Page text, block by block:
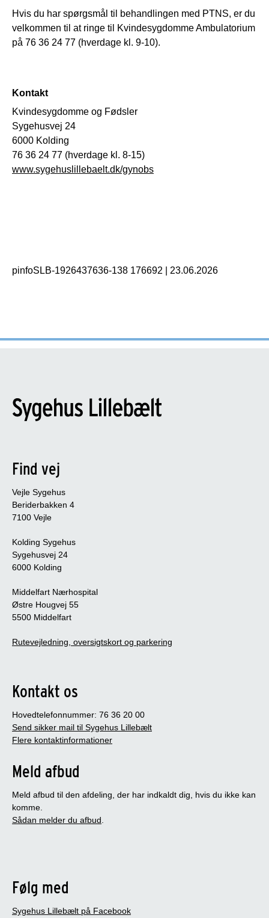
Hvis du har spørgsmål til behandlingen med PTNS, er du
velkommen til at ringe til Kvindesygdomme Ambulatorium
på 76 36 24 77 (hverdage kl. 9-10).
Kontakt
Kvindesygdomme og Fødsler
Sygehusvej 24
6000 Kolding
76 36 24 77 (hverdage kl. 8-15)
www.sygehuslillebaelt.dk/gynobs
pinfoSLB-1926437636-138 176692 23.06.2026
Find vej
Vejle Sygehus
Beriderbakken 4
7100 Vejle
Kolding Sygehus
Sygehusvej 24
6000 Kolding
Middelfart Nærhospital
Østre Hougvej 55
5500 Middelfart
Rutevejledning, oversigtskort og parkering
Kontakt os
Hovedtelefonnummer: 76 36 20 00
Send sikker mail til Sygehus Lillebælt
Flere kontaktinformationer
Meld afbud
Meld afbud til den afdeling, der har indkaldt dig, hvis du ikke kan
komme.
Sådan melder du afbud.
Følg med
Sygehus Lillebælt på Facebook